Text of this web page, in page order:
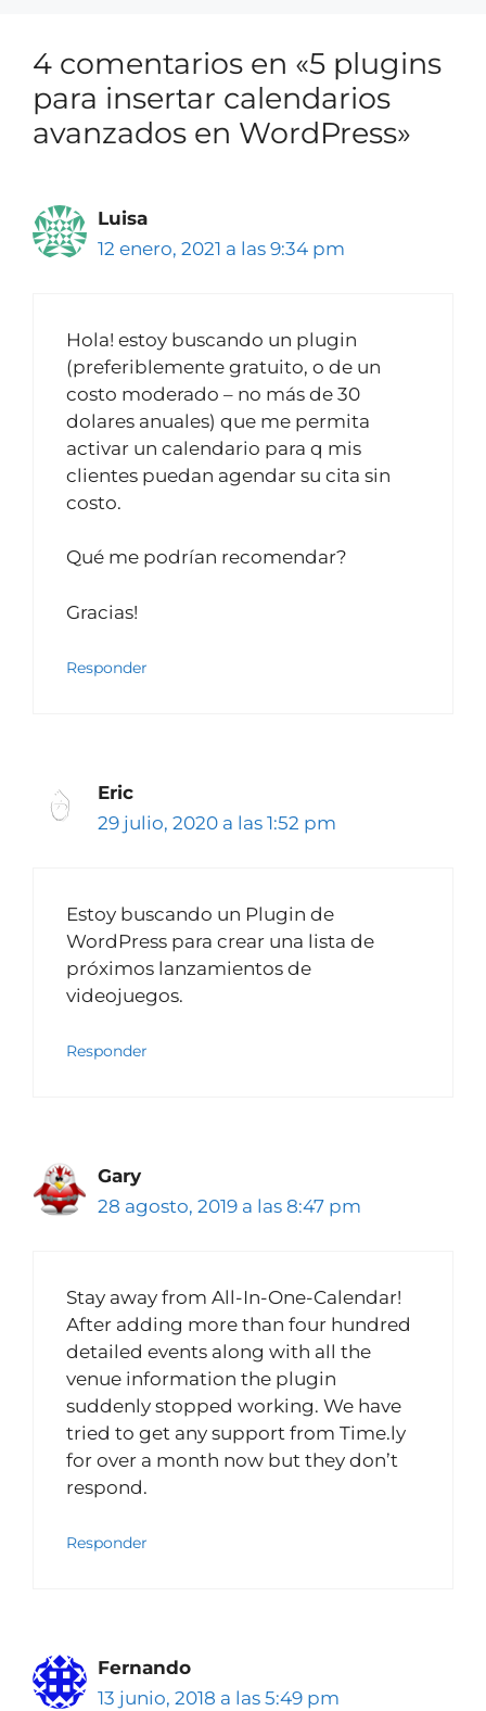
4 comentarios en «5 plugins
para insertar calendarios
avanzados en WordPress»
Luisa
12 enero, 2021 a las 9:34 pm
Hola! estoy buscando un plugin
(preferiblemente gratuito, o de un
costo moderado – no más de 30
dolares anuales) que me permita
activar un calendario para q mis
clientes puedan agendar su cita sin
costo.
Qué me podrían recomendar?
Gracias!
Responder
Eric
29 julio, 2020 a las 1:52 pm
Estoy buscando un Plugin de
WordPress para crear una lista de
próximos lanzamientos de
videojuegos.
Responder
Gary
28 agosto, 2019 a las 8:47 pm
Stay away from All-In-One-Calendar!
After adding more than four hundred
detailed events along with all the
venue information the plugin
suddenly stopped working. We have
tried to get any support from Time.ly
for over a month now but they don’t
respond.
Responder
Fernando
13 junio, 2018 a las 5:49 pm